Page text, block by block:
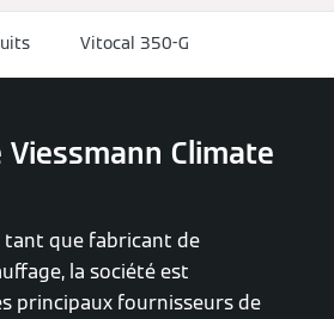
Vitocal 350-G
Climate
tant que fabricant de
la société est
principaux fournisseurs de